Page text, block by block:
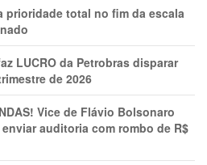
prioridade total no fim da escala
LUCRO da Petrobras disparar
de 2026
Vice de Flávio Bolsonaro
auditoria com rombo de R$